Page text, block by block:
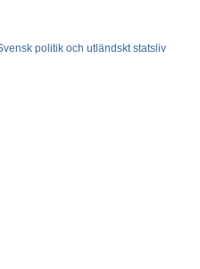
politik och utländskt statsliv